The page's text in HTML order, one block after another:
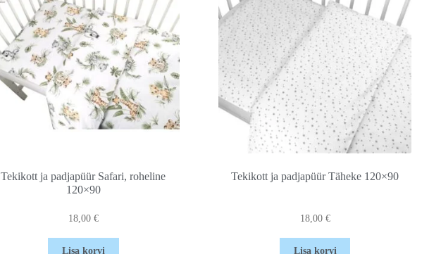
Tekikott ja padjapüür Safari, roheline
120×90
18,00 €
Lisa korvi
Tekikott ja padjapüür Täheke 120×90
18,00 €
Lisa korvi